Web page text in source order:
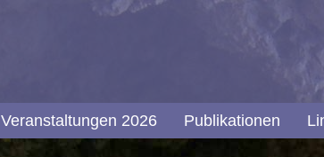
Veranstaltungen 2026 Publikationen